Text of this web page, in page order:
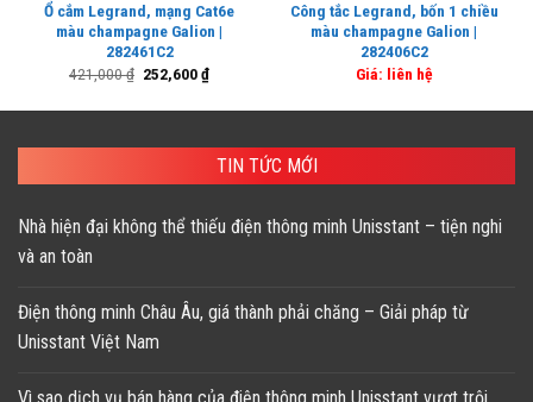
Ổ cắm Legrand, mạng Cat6e
màu champagne Galion |
282461C2
421,000₫ Giá
252,600₫Giá
Công tắc Legrand, bốn 1 chiều
màu champagne Galion |
282406C2
Giá: liên hệ
TIN TỨC MỚI
Nhà hiện đại không thể thiếu điện thông minh Unisstant – tiện nghi
và an toàn
Điện thông minh Châu Âu, giá thành phải chăng – Giải pháp từ
Unisstant Việt Nam
Vì sao dịch vụ bán hàng của điện thông minh Unisstant vượt trội